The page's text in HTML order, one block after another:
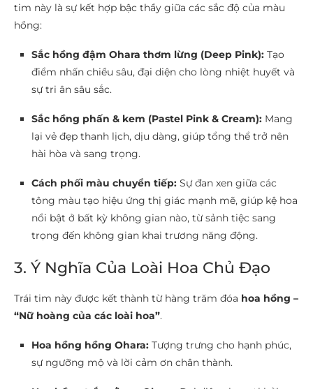
tim này là sự kết hợp bậc thầy giữa các sắc độ của màu
hồng:
Sắc hồng đậm Ohara thơm lừng (Deep Pink): Tạo
điểm nhấn chiều sâu, đại diện cho lòng nhiệt huyết và
sự tri ân sâu sắc.
Sắc hồng phấn & kem (Pastel Pink & Cream): Mang
lại vẻ đẹp thanh lịch, dịu dàng, giúp tổng thể trở nên
hài hòa và sang trọng.
Cách phối màu chuyển tiếp: Sự đan xen giữa các
tông màu tạo hiệu ứng thị giác mạnh mẽ, giúp kệ hoa
nổi bật ở bất kỳ không gian nào, từ sảnh tiệc sang
trọng đến không gian khai trương năng động.
3. Ý Nghĩa Của Loài Hoa Chủ Đạo
Trái tim này được kết thành từ hàng trăm đóa hoa hồng –
“Nữ hoàng của các loài hoa”.
Hoa hồng hồng Ohara: Tượng trưng cho hạnh phúc,
sự ngưỡng mộ và lời cảm ơn chân thành.